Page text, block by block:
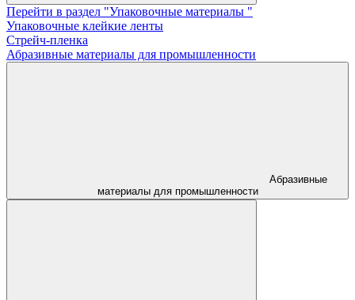
Перейти в раздел "Упаковочные материалы "
Упаковочные клейкие ленты
Стрейч-пленка
Абразивные материалы для промышленности
Абразивные
материалы для промышленности